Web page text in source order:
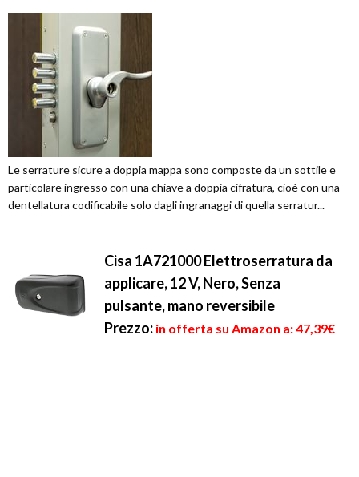
Le serrature sicure a doppia mappa sono composte da un sottile e
particolare ingresso con una chiave a doppia cifratura, cioè con una
dentellatura codificabile solo dagli ingranaggi di quella serratur...
Cisa 1A721000 Elettroserratura da
applicare, 12 V, Nero, Senza
pulsante, mano reversibile
Prezzo: in offerta su Amazon a: 47,39€